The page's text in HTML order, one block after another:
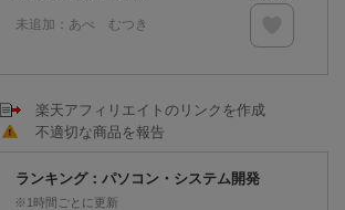
未追加： あべ むつき
楽天アフィリエイトのリンクを作成
不適切な商品を報告
ランキング：パソコン・システム開発
※1時間ごとに更新